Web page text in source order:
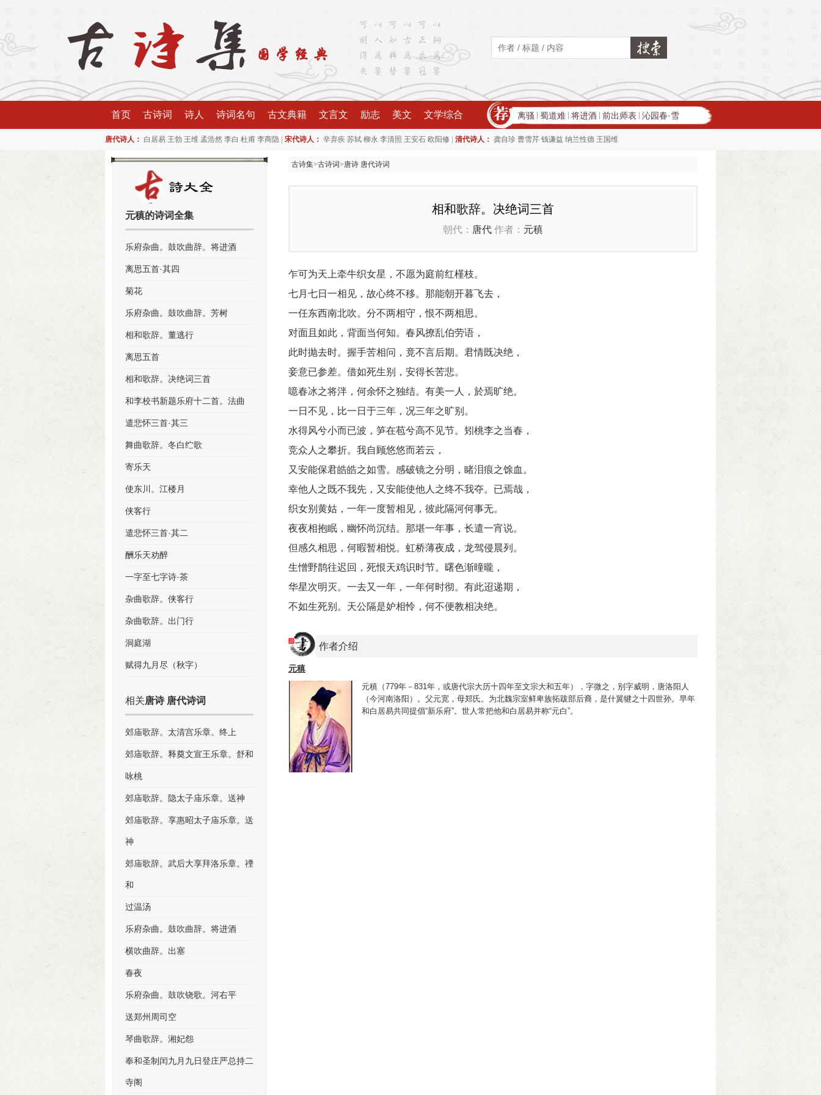
首页 古诗词 诗人 诗词名句 古文典籍 文言文 励志 美文 文学综合 离骚 蜀道难 将进酒 前出师表 沁园春·雪
唐代诗人： 白居易 王勃 王维 孟浩然 李白 杜甫 李商隐 宋代诗人： 辛弃疾 苏轼 柳永 李清照 王安石 欧阳修 清代诗人： 龚自珍 曹雪芹 钱谦益 纳兰性德 王国维
古诗集>古诗词>唐诗 唐代诗词
相和歌辞。决绝词三首
朝代： 唐代 作者： 元稹
乍可为天上牵牛织女星，不愿为庭前红槿枝。
七月七日一相见，故心终不移。那能朝开暮飞去，
一任东西南北吹。分不两相守，恨不两相思。
对面且如此，背面当何知。春风撩乱伯劳语，
此时抛去时。握手苦相问，竟不言后期。君情既决绝，
妾意已参差。借如死生别，安得长苦悲。
噫春冰之将泮，何余怀之独结。有美一人，於焉旷绝。
一日不见，比一日于三年，况三年之旷别。
水得风兮小而已波，笋在苞兮高不见节。矧桃李之当春，
竞众人之攀折。我自顾悠悠而若云，
又安能保君皓皓之如雪。感破镜之分明，睹泪痕之馀血。
幸他人之既不我先，又安能使他人之终不我夺。已焉哉，
织女别黄姑，一年一度暂相见，彼此隔河何事无。
夜夜相抱眠，幽怀尚沉结。那堪一年事，长遣一宵说。
但感久相思，何暇暂相悦。虹桥薄夜成，龙驾侵晨列。
生憎野鹊往迟回，死恨天鸡识时节。曙色渐曈曨，
华星次明灭。一去又一年，一年何时彻。有此迢递期，
不如生死别。天公隔是妒相怜，何不便教相决绝。
作者介绍
元稹
元稹（779年－831年，或唐代宗大历十四年至文宗大和五年），字微之，别字威明，唐洛阳人
（今河南洛阳）。父元宽，母郑氏。为北魏宗室鲜卑族拓跋部后裔，是什翼犍之十四世孙。早年
和白居易共同提倡“新乐府”。世人常把他和白居易并称“元白”。
元稹的诗词全集
乐府杂曲。鼓吹曲辞。将进酒
离思五首·其四
菊花
乐府杂曲。鼓吹曲辞。芳树
相和歌辞。董逃行
离思五首
相和歌辞。决绝词三首
和李校书新题乐府十二首。法曲
遣悲怀三首·其三
舞曲歌辞。冬白纻歌
寄乐天
使东川。江楼月
侠客行
遣悲怀三首·其二
酬乐天劝醉
一字至七字诗·茶
杂曲歌辞。侠客行
杂曲歌辞。出门行
洞庭湖
赋得九月尽（秋字）
相关唐诗 唐代诗词
郊庙歌辞。太清宫乐章。终上
郊庙歌辞。释奠文宣王乐章。舒和
咏桃
郊庙歌辞。隐太子庙乐章。送神
郊庙歌辞。享惠昭太子庙乐章。送
神
郊庙歌辞。武后大享拜洛乐章。禋
和
过温汤
乐府杂曲。鼓吹曲辞。将进酒
横吹曲辞。出塞
春夜
乐府杂曲。鼓吹铙歌。河右平
送郑州周司空
琴曲歌辞。湘妃怨
奉和圣制闰九月九日登庄严总持二
寺阁